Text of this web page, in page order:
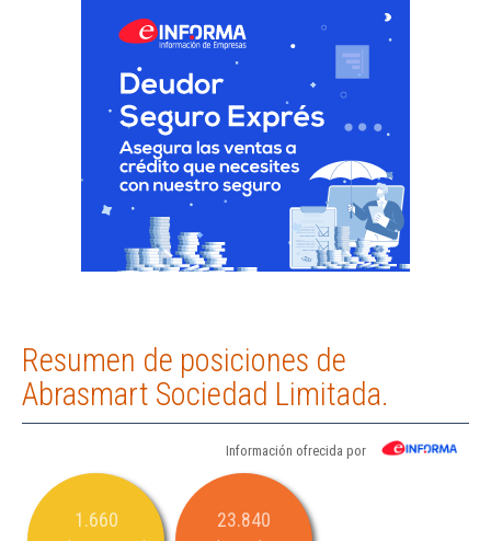
Resumen de posiciones de
Abrasmart Sociedad Limitada.
Información ofrecida por
1.660 23.840